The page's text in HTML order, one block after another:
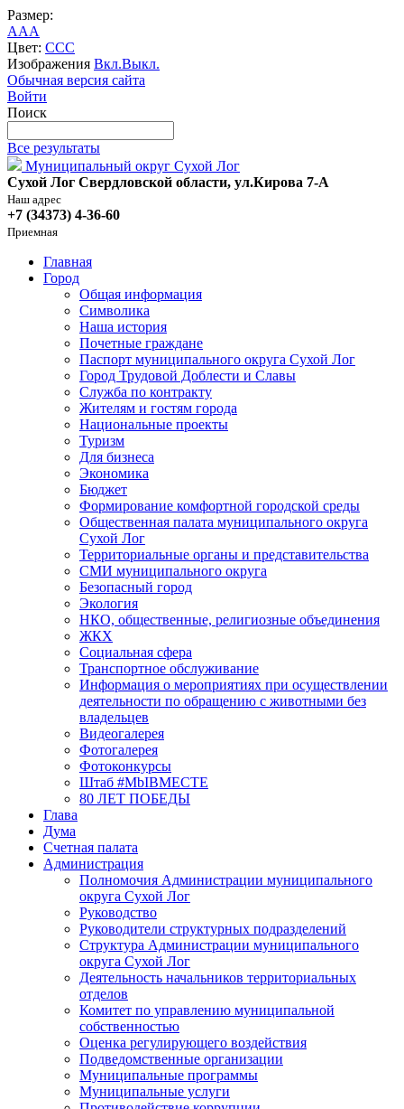
Размер:
AAA
Цвет: CCC
Изображения Вкл.Выкл.
Обычная версия сайта
Войти
Поиск
Все результаты
Муниципальный округ Сухой Лог
Сухой Лог Свердловской области, ул.Кирова 7-А
Наш адрес
+7 (34373) 4-36-60
Приемная
Главная
Город
Общая информация
Символика
Наша история
Почетные граждане
Паспорт муниципального округа Сухой Лог
Город Трудовой Доблести и Славы
Служба по контракту
Жителям и гостям города
Национальные проекты
Туризм
Для бизнеса
Экономика
Бюджет
Формирование комфортной городской среды
Общественная палата муниципального округа
Сухой Лог
Территориальные органы и представительства
СМИ муниципального округа
Безопасный город
Экология
НКО, общественные, религиозные объединения
ЖКХ
Социальная сфера
Транспортное обслуживание
Информация о мероприятиях при осуществлении
деятельности по обращению с животными без
владельцев
Видеогалерея
Фотогалерея
Фотоконкурсы
Штаб #MbIBMECTE
80 ЛЕТ ПОБЕДЫ
Глава
Дума
Счетная палата
Администрация
Полномочия Администрации муниципального
округа Сухой Лог
Руководство
Руководители структурных подразделений
Структура Администрации муниципального
округа Сухой Лог
Деятельность начальников территориальных
отделов
Комитет по управлению муниципальной
собственностью
Оценка регулирующего воздействия
Подведомственные организации
Муниципальные программы
Муниципальные услуги